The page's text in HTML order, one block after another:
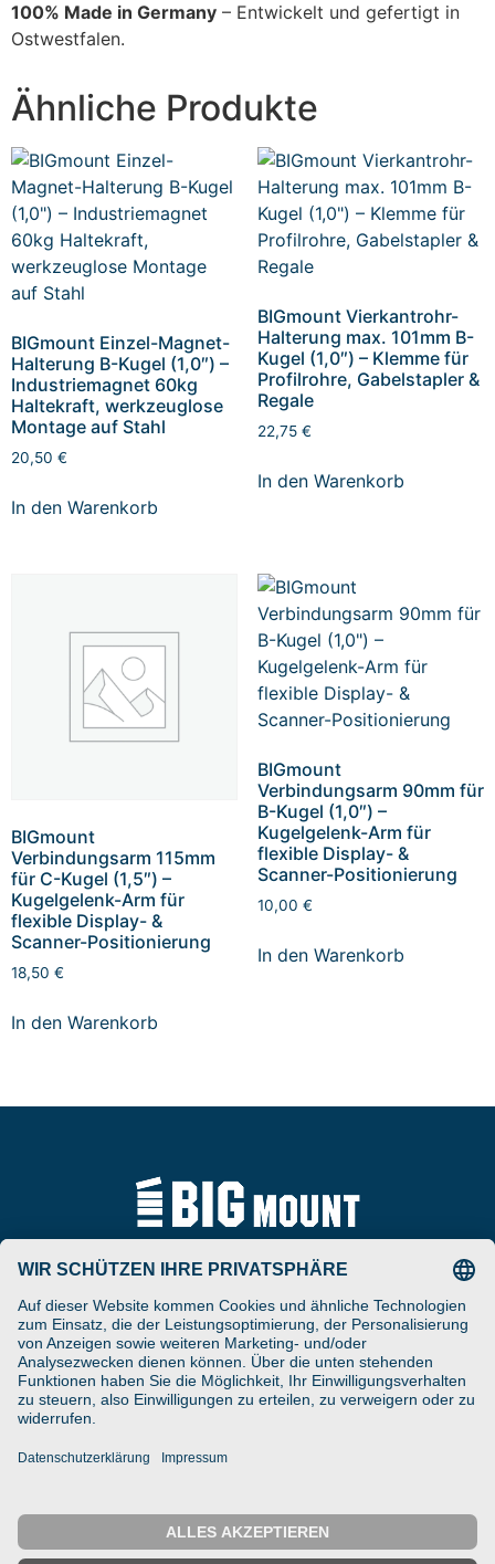
100% Made in Germany – Entwickelt und gefertigt in
Ostwestfalen.
Ähnliche Produkte
BIGmount Einzel-Magnet-
Halterung B-Kugel (1,0″) –
Industriemagnet 60kg
Haltekraft, werkzeuglose
Montage auf Stahl
20,50 €
In den Warenkorb
BIGmount Vierkantrohr-
Halterung max. 101mm B-
Kugel (1,0″) – Klemme für
Profilrohre, Gabelstapler &
Regale
22,75 €
In den Warenkorb
BIGmount
Verbindungsarm 115mm
für C-Kugel (1,5″) –
Kugelgelenk-Arm für
flexible Display- &
Scanner-Positionierung
18,50 €
In den Warenkorb
BIGmount
Verbindungsarm 90mm für
B-Kugel (1,0″) –
Kugelgelenk-Arm für
flexible Display- &
Scanner-Positionierung
10,00 €
In den Warenkorb
ARAT Spezialhalterungen
GmbH
Schierbusch 2a
D- 33161 Hövelhof
DESIGNED ENGINEERED
Tel
+49 (0) 5257-9380625
Fax
+49 (0) 5257-9380629
IMPRESSUM DATENSCHUTZ